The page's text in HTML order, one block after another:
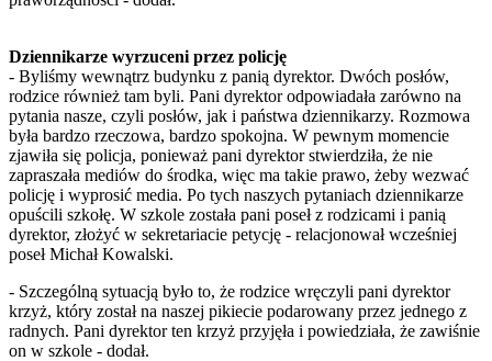
Dziennikarze wyrzuceni przez policję
- Byliśmy wewnątrz budynku z panią dyrektor. Dwóch posłów,
rodzice również tam byli. Pani dyrektor odpowiadała zarówno na
pytania nasze, czyli posłów, jak i państwa dziennikarzy. Rozmowa
była bardzo rzeczowa, bardzo spokojna. W pewnym momencie
zjawiła się policja, ponieważ pani dyrektor stwierdziła, że nie
zapraszała mediów do środka, więc ma takie prawo, żeby wezwać
policję i wyprosić media. Po tych naszych pytaniach dziennikarze
opuścili szkołę. W szkole została pani poseł z rodzicami i panią
dyrektor, złożyć w sekretariacie petycję - relacjonował wcześniej
poseł Michał Kowalski.
- Szczególną sytuacją było to, że rodzice wręczyli pani dyrektor
krzyż, który został na naszej pikiecie podarowany przez jednego z
radnych. Pani dyrektor ten krzyż przyjęła i powiedziała, że zawiśnie
on w szkole - dodał.